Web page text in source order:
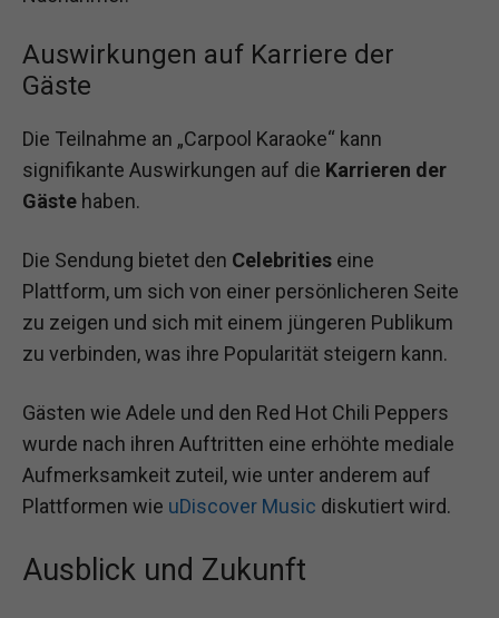
Auswirkungen auf Karriere der
Gäste
Die Teilnahme an „Carpool Karaoke“ kann
signifikante Auswirkungen auf die Karrieren der
Gäste haben.
Die Sendung bietet den Celebrities eine
Plattform, um sich von einer persönlicheren Seite
zu zeigen und sich mit einem jüngeren Publikum
zu verbinden, was ihre Popularität steigern kann.
Gästen wie Adele und den Red Hot Chili Peppers
wurde nach ihren Auftritten eine erhöhte mediale
Aufmerksamkeit zuteil, wie unter anderem auf
Plattformen wie uDiscover Music diskutiert wird.
Ausblick und Zukunft